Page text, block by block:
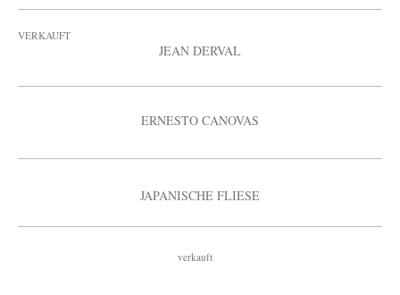
VERKAUFT
JEAN DERVAL
ERNESTO CANOVAS
JAPANISCHE FLIESE
verkauft